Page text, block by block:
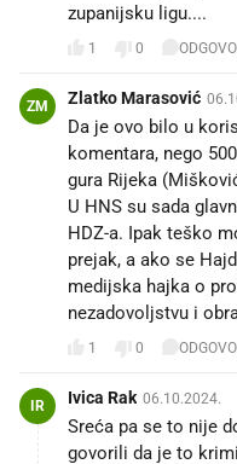
zupanijsku ligu....
1 0
ZM Zlatko Marasović
Da je ovo bilo u
komentara, nego
gura Rijeka
U HNS su sada
HDZ-a. Ipak teško
prejak, a ako se
medijska hajka o
nezadovoljstvu i
1 0
IR Ivica Rak 06.10.2024.
Sreća pa se to nije
govorili da je to